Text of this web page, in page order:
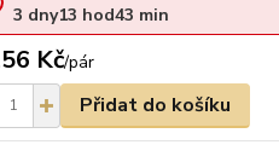
Kč/pár
3 dny13 hod43 min
Přidat do košíku